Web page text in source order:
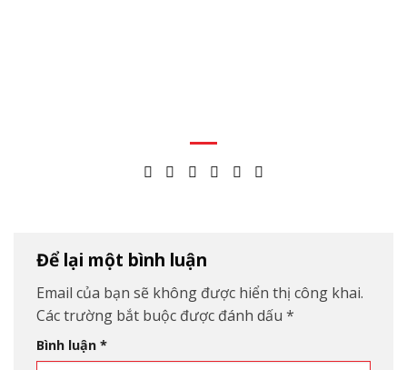
Để lại một bình luận
Email của bạn sẽ không được hiển thị công khai.
Các trường bắt buộc được đánh dấu *
Bình luận *